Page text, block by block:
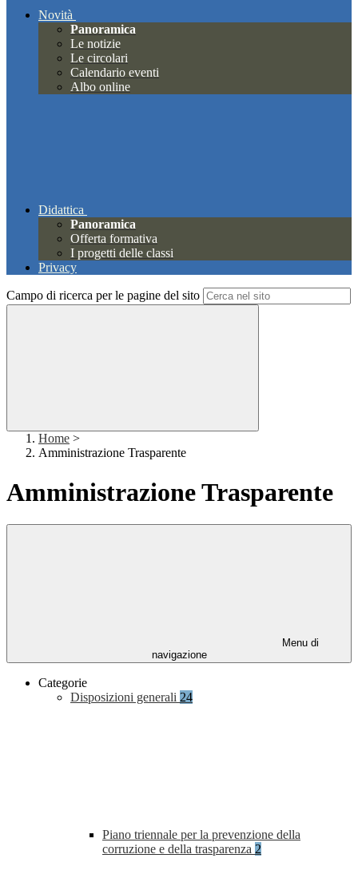
Novità
Panoramica
Le notizie
Le circolari
Calendario eventi
Albo online
Didattica
Panoramica
Offerta formativa
I progetti delle classi
Privacy
Campo di ricerca per le pagine del sito
Home >
Amministrazione Trasparente
Amministrazione Trasparente
Menu di
navigazione
Categorie
Disposizioni generali 24
Piano triennale per la prevenzione della
corruzione e della trasparenza 2